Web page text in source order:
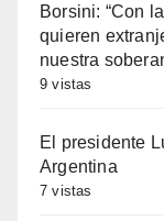
Borsini: “Con
quieren
nuestra
9 vistas
El presidente
Argentina
7 vistas